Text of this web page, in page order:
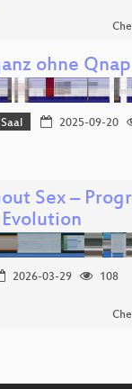
ohne Qnap
2025-09-20
Sex –
2026-03-29
108